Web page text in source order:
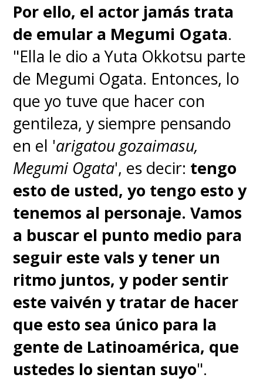
Por ello, el actor jamás trata
de emular a Megumi Ogata.
"Ella le dio a Yuta Okkotsu parte
de Megumi Ogata. Entonces, lo
que yo tuve que hacer con
gentileza, y siempre pensando
en el 'arigatou gozaimasu,
Megumi Ogata', es decir: tengo
esto de usted, yo tengo esto y
tenemos al personaje. Vamos
a buscar el punto medio para
seguir este vals y tener un
ritmo juntos, y poder sentir
este vaivén y tratar de hacer
que esto sea único para la
gente de Latinoamérica, que
ustedes lo sientan suyo".